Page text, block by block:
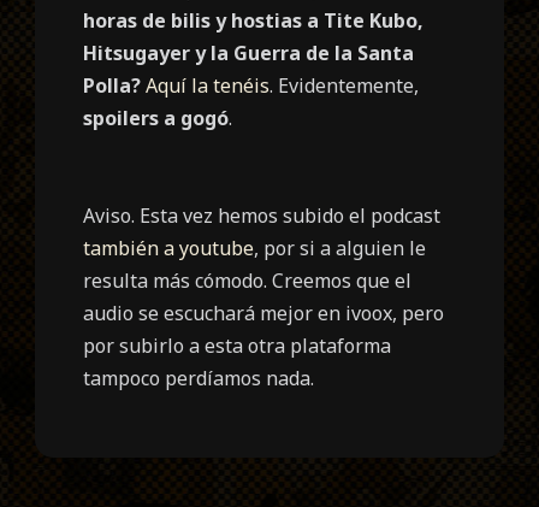
horas de bilis y hostias a Tite Kubo,
Hitsugayer y la Guerra de la Santa
Polla?Aquí la tenéis. Evidentemente,
spoilers a gogó.
Aviso. Esta vez hemos subido el podcast
también a youtube, por si a alguien le
resulta más cómodo. Creemos que el
audio se escuchará mejor en ivoox, pero
por subirlo a esta otra plataforma
tampoco perdíamos nada.